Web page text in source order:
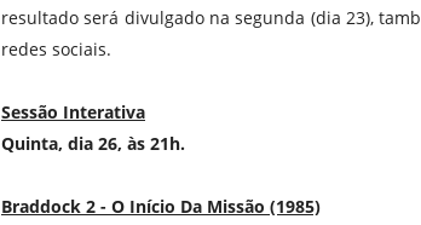
resultado será divulgado na segunda (dia 23),
redes sociais.
Sessão Interativa
Quinta, dia 26, às 21h.
Braddock 2 - O Início Da Missão (1985)